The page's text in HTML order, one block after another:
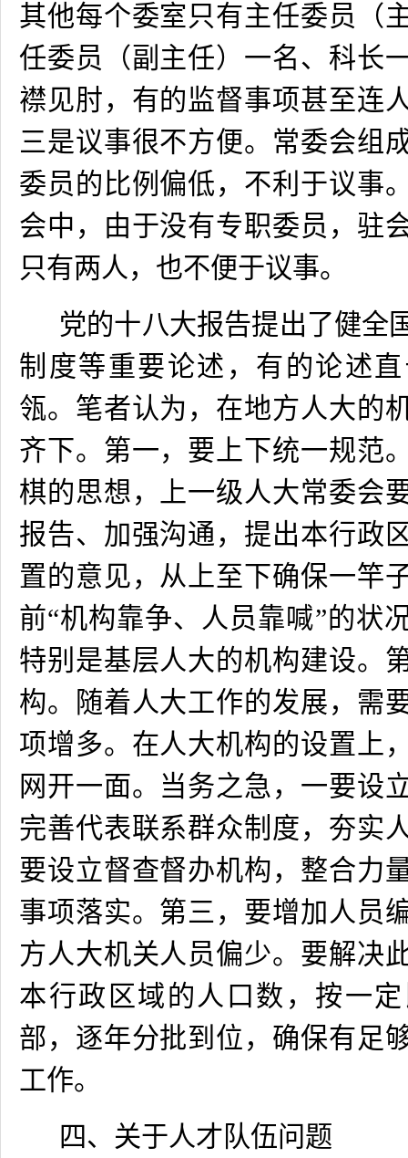
其他每个委室只有主任委员（
任委员（副主任）一名、科长
襟见肘，有的监督事项甚至连
三是议事很不方便。常委会组
委员的比例偏低，不利于议事
会中，由于没有专职委员，驻
只有两人，也不便于议事。
党的十八大报告提出了健全
制度等重要论述，有的论述
瓴。笔者认为，在地方人大的
齐下。第一，要上下统一规范
棋的思想，上一级人大常委会
报告、加强沟通，提出本行政
置的意见，从上至下确保一竿
前“机构靠争、人员靠喊”的状
特别是基层人大的机构建设。
构。随着人大工作的发展，需
项增多。在人大机构的设置上
网开一面。当务之急，一要设
完善代表联系群众制度，夯实
要设立督查督办机构，整合力
事项落实。第三，要增加人员
方人大机关人员偏少。要解决
本行政区域的人口数，按一
部，逐年分批到位，确保有足
工作。
四、关于人才队伍问题